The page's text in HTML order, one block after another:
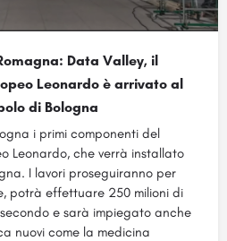
Data Valley, il
Leonardo è arrivato al
di Bologna
i primi componenti del
Leonardo, che verrà installato
I lavori proseguiranno per
potrà effettuare 250 milioni di
e sarà impiegato anche
nuovi come la medicina